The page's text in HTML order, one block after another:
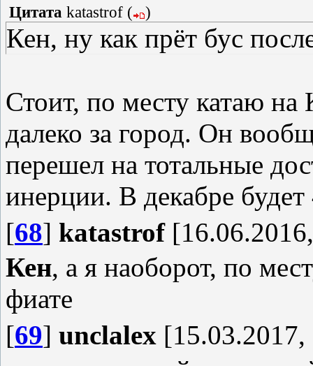
Цитата katastrof ( )
Кен, ну как прёт бус
Стоит, по месту катаю на
далеко за город. Он
перешел на тотальные
инерции. В декабре
[68] katastrof
Кен, а я наоборот, по
фиате
[69] unclalex